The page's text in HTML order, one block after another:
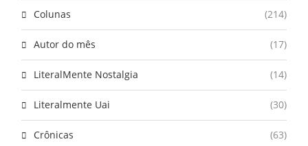
Colunas (214)
Autor do mês (17)
LiteralMente Nostalgia (14)
Literalmente Uai (30)
Crônicas (63)